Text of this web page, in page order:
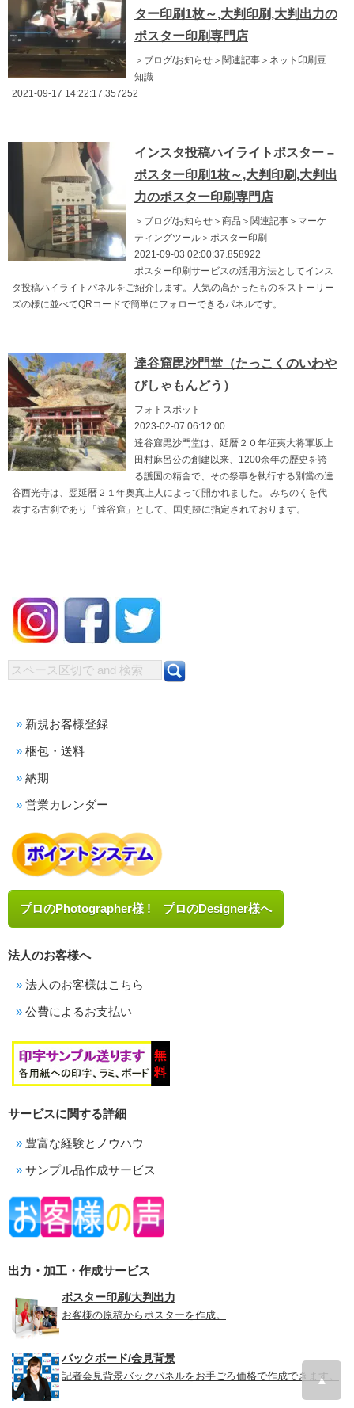
ター印刷1枚～,大判印刷,大判出力の
ポスター印刷専門店
＞ブログ/お知らせ＞関連記事＞ネット印刷豆
知識
2021-09-17 14:22:17.357252
インスタ投稿ハイライトポスター –
ポスター印刷1枚～,大判印刷,大判出
力のポスター印刷専門店
＞ブログ/お知らせ＞商品＞関連記事＞マーケ
ティングツール＞ポスター印刷
2021-09-03 02:00:37.858922
ポスター印刷サービスの活用方法としてインス
タ投稿ハイライトパネルをご紹介します。人気の高かったものをストーリー
ズの様に並べてQRコードで簡単にフォローできるパネルです。
達谷窟毘沙門堂（たっこくのいわや
びしゃもんどう）
フォトスポット
2023-02-07 06:12:00
達谷窟毘沙門堂は、延暦２０年征夷大将軍坂上
田村麻呂公の創建以来、1200余年の歴史を誇
る護国の精舎で、その祭事を執行する別當の達
谷西光寺は、翌延暦２１年奥真上人によって開かれました。 みちのくを代
表する古刹であり「達谷窟」として、国史跡に指定されております。
新規お客様登録
梱包・送料
納期
営業カレンダー
プロのPhotographer様 ! プロのDesigner様へ
法人のお客様へ
法人のお客様はこちら
公費によるお支払い
サービスに関する詳細
豊富な経験とノウハウ
サンプル品作成サービス
出力・加工・作成サービス
ポスター印刷/大判出力
お客様の原稿からポスターを作成。
バックボード/会見背景
記者会見背景バックパネルをお手ごろ価格で作成できます。
▲